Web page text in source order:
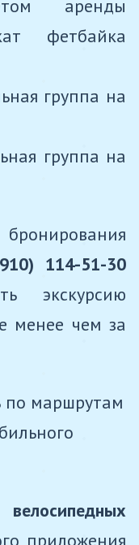
аренды
фетбайка
группа на
группа на
114-51-30
экскурсию
менее чем за
по маршрутам
приложения